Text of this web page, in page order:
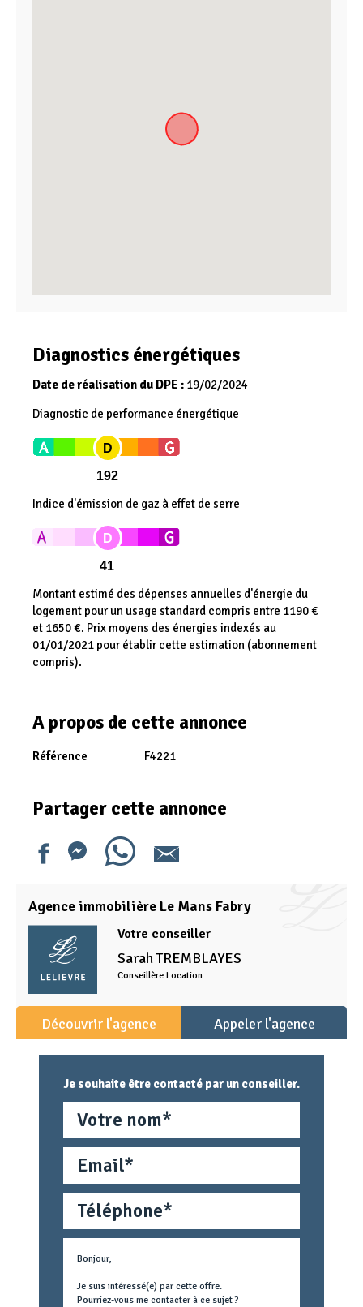
Diagnostics énergétiques
Date de réalisation du DPE : 19/02/2024
Diagnostic de performance énergétique
D
192
Indice d'émission de gaz à effet de serre
D
41
Montant estimé des dépenses annuelles d'énergie du
logement pour un usage standard compris entre 1190 €
et 1650 €. Prix moyens des énergies indexés au
01/01/2021 pour établir cette estimation (abonnement
compris).
A propos de cette annonce
Référence F4221
Partager cette annonce
Agence immobilière Le Mans Fabry
Votre conseiller
SarahTREMBLAYES
Conseillère Location
Découvrir l'agence Appeler l'agence
Je souhaite être contacté par un conseiller.
Téléphone
Métier
concerné